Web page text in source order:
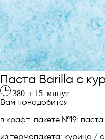
Паста Barilla с
380 г 15 минут
Вам понадобится
в крафт-пакете №19:
из термопакета: курица /